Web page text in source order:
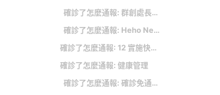
確診了怎麼通報: 群創處長出軌樂吃3女！自爆狂玩供應商人妻爽到變「固炮」 公司回應了
確診了怎麼通報: Heho News 健康新聞
確診了怎麼通報: 12 實施快篩陽性即確診：總結
確診了怎麼通報: 健康管理
確診了怎麼通報: 確診免通報即將上路！防疫險理賠金、清冠一號還能領嗎？指揮中心解答